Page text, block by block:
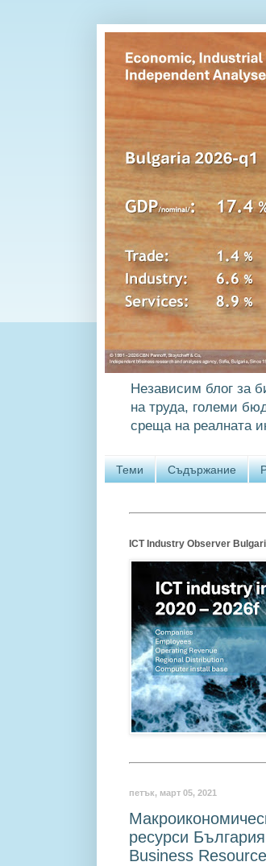
Независим блог за
на труда, големи
среща на реалната
Теми Съдържание
ICT Industry Observer
петък, март 05, 2021
ресурси
Business